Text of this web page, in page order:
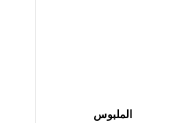
الملبوس